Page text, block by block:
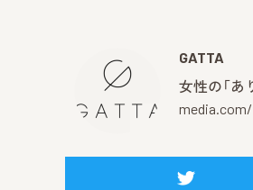
GATTA
女性の「あ
media.com/